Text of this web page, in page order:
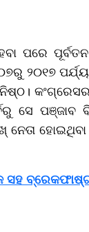
ପରେ
୨୦୧୭
କଂଗ୍ରେସର
ସେ